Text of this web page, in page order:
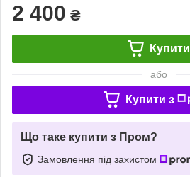
2 400 ₴
Купити
або
Купити з
Що таке купити з Пром?
Замовлення під захистом